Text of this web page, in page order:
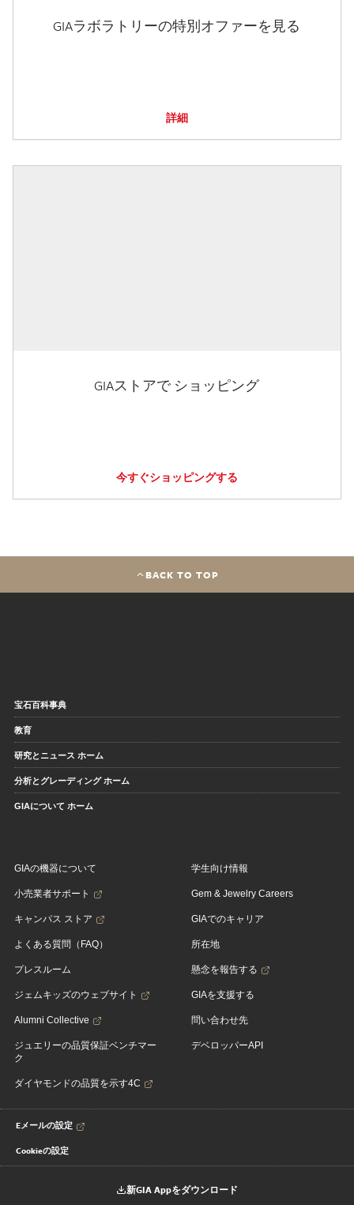
GIAラボラトリーの特別オファーを見る
詳細
GIAストアで ショッピング
今すぐショッピングする
BACK TO TOP
宝石百科事典
教育
研究とニュース ホーム
分析とグレーディング ホーム
GIAについて ホーム
GIAの機器について
小売業者サポート
キャンパス ストア
よくある質問（FAQ）
プレスルーム
ジェムキッズのウェブサイト
Alumni Collective
ジュエリーの品質保証ベンチマー
ク
ダイヤモンドの品質を示す4C
学生向け情報
Gem & Jewelry Careers
GIAでのキャリア
所在地
懸念を報告する
GIAを支援する
問い合わせ先
デベロッパーAPI
Eメールの設定
Cookieの設定
新GIA Appをダウンロード